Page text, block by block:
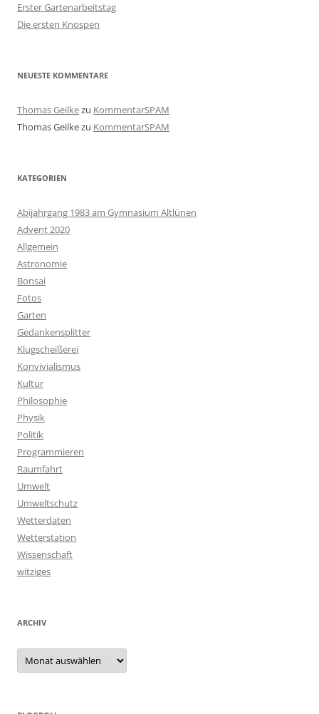
Erster Gartenarbeitstag
Die ersten Knospen
NEUESTE KOMMENTARE
Thomas Geilkezu KommentarSPAM
Thomas Geilkezu KommentarSPAM
KATEGORIEN
Abijahrgang 1983 am Gymnasium Altlünen
Advent 2020
Allgemein
Astronomie
Bonsai
Fotos
Garten
Gedankensplitter
Klugscheißerei
Konvivialismus
Kultur
Philosophie
Physik
Politik
Programmieren
Raumfahrt
Umwelt
Umweltschutz
Wetterdaten
Wetterstation
Wissenschaft
witziges
ARCHIV
Archiv